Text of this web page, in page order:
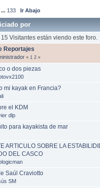
... 133 Ir Abajo
por
Visitantes están viendo este foro.
Reportajes
« 1 2 »
o dos piezas
mi kayak en Francia?
el KDM
dlp
para kayakista de mar
ARTICULO SOBRE LA
DEL CASCO
Saúl Craviotto
SM